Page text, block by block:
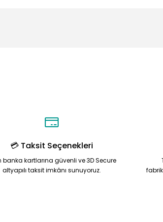
💳 Taksit Seçenekleri
banka kartlarına güvenli ve 3D Secure
altyapılı taksit imkânı sunuyoruz.